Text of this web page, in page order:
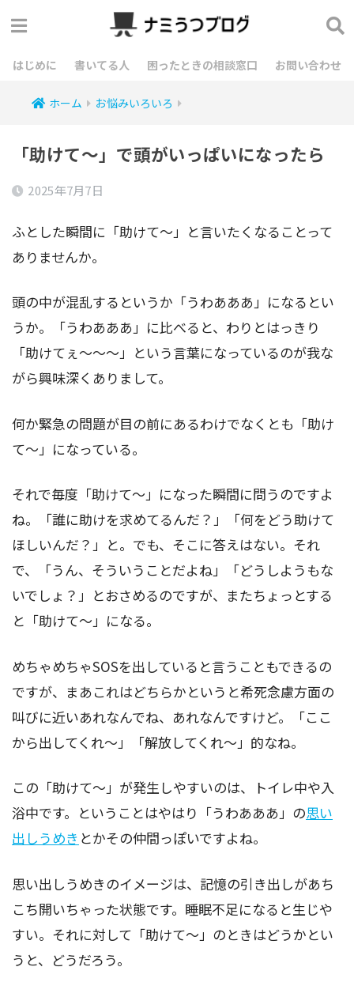
はじめに 書いてる人 困ったときの相談窓口 お問い合わせ
ホーム お悩みいろいろ
「助けて～」で頭がいっぱいになったら
2025年7月7日
ふとした瞬間に「助けて〜」と言いたくなることって
ありませんか。
頭の中が混乱するというか「うわあああ」になるとい
うか。「うわあああ」に比べると、わりとはっきり
「助けてぇ～～～」という言葉になっているのが我な
がら興味深くありまして。
何か緊急の問題が目の前にあるわけでなくとも「助け
て～」になっている。
それで毎度「助けて～」になった瞬間に問うのですよ
ね。「誰に助けを求めてるんだ？」「何をどう助けて
ほしいんだ？」と。でも、そこに答えはない。それ
で、「うん、そういうことだよね」「どうしようもな
いでしょ？」とおさめるのですが、またちょっとする
と「助けて～」になる。
めちゃめちゃSOSを出していると言うこともできるの
ですが、まあこれはどちらかというと希死念慮方面の
叫びに近いあれなんでね、あれなんですけど。「ここ
から出してくれ～」「解放してくれ～」的なね。
この「助けて～」が発生しやすいのは、トイレ中や入
浴中です。ということはやはり「うわあああ」の思い
出しうめき とかその仲間っぽいですよね。
思い出しうめきのイメージは、記憶の引き出しがあち
こち開いちゃった状態です。睡眠不足になると生じや
すい。それに対して「助けて～」のときはどうかとい
うと、どうだろう。